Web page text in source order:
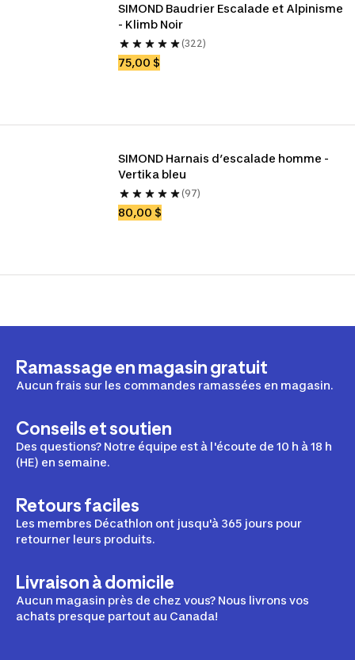
SIMOND Baudrier Escalade et Alpinisme
- Klimb Noir
(322)
75,00 $
SIMOND Harnais d’escalade homme -
Vertika bleu
(97)
80,00 $
Ramassage en magasin gratuit
Aucun frais sur les commandes ramassées en magasin.
Conseils et soutien
Des questions? Notre équipe est à l'écoute de 10 h à 18 h
(HE) en semaine.
Retours faciles
Les membres Décathlon ont jusqu'à 365 jours pour
retourner leurs produits.
Livraison à domicile
Aucun magasin près de chez vous? Nous livrons vos
achats presque partout au Canada!